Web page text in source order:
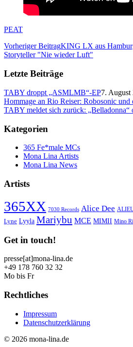
PEAT
Vorheriger BeitragKING LX aus
Storyteller "Nie wieder Luft"
Letzte Beiträge
TABY droppt „ASMLMB“-EP7. August
Hommage an Rio Reiser: Robosonic
TABY meldet sich zurück: „Belladonna“
Kategorien
365 Fe*male MCs
Mona Lina Artists
Mona Lina News
Artists
365XX 7030 Records Alice Dee
Lyne Lyyla Mariybu MCE MIMII Mino
Get in touch!
presse[at]mona-lina.de
+49 178 760 32 32
Mo bis Fr
Rechtliches
Impressum
Datenschutzerklärung
© 2026 mona-lina.de